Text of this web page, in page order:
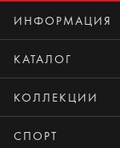
ИНФОРМАЦИЯ
КАТАЛОГ
КОЛЛЕКЦИИ
СПОРТ